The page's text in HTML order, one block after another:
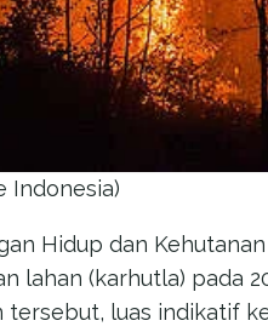
Indonesia)
Hidup dan
lahan (karhutla) pada
tersebut, luas indikatif